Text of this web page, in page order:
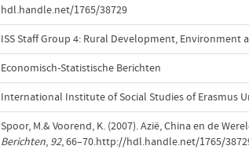
hdl.handle.net/1765/38729
ISS Staff Group 4: Rural Development, Environment
Economisch-Statistische Berichten
International Institute of Social Studies of Erasmus
Spoor, M.& Voorend, K. (2007). Azië, China en de
Berichten, 92, 66–70.http://hdl.handle.net/1765/